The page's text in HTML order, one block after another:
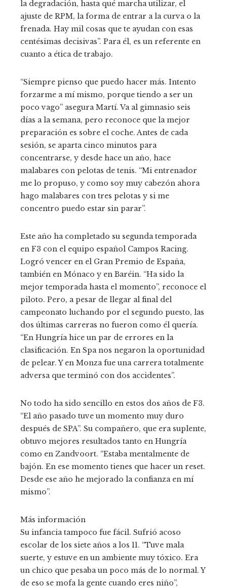
la degradación, hasta qué marcha utilizar, el
ajuste de RPM, la forma de entrar a la curva o la
frenada. Hay mil cosas que te ayudan con esas
centésimas decisivas”. Para él, es un referente en
cuanto a ética de trabajo.
“Siempre pienso que puedo hacer más. Intento
forzarme a mí mismo, porque tiendo a ser un
poco vago” asegura Martí. Va al gimnasio seis
días a la semana, pero reconoce que la mejor
preparación es sobre el coche. Antes de cada
sesión, se aparta cinco minutos para
concentrarse, y desde hace un año, hace
malabares con pelotas de tenis. “Mi entrenador
me lo propuso, y como soy muy cabezón ahora
hago malabares con tres pelotas y si me
concentro puedo estar sin parar”.
Este año ha completado su segunda temporada
en F3 con el equipo español Campos Racing.
Logró vencer en el Gran Premio de España,
también en Mónaco y en Baréin. “Ha sido la
mejor temporada hasta el momento”, reconoce el
piloto. Pero, a pesar de llegar al final del
campeonato luchando por el segundo puesto, las
dos últimas carreras no fueron como él quería.
“En Hungría hice un par de errores en la
clasificación. En Spa nos negaron la oportunidad
de pelear. Y en Monza fue una carrera totalmente
adversa que terminó con dos accidentes”.
No todo ha sido sencillo en estos dos años de F3.
“El año pasado tuve un momento muy duro
después de SPA”. Su compañero, que era suplente,
obtuvo mejores resultados tanto en Hungría
como en Zandvoort. “Estaba mentalmente de
bajón. En ese momento tienes que hacer un reset.
Desde ese año he mejorado la confianza en mí
mismo”.
Más información
Su infancia tampoco fue fácil. Sufrió acoso
escolar de los siete años a los 11. “Tuve mala
suerte, y estuve en un ambiente muy tóxico. Era
un chico que pesaba un poco más de lo normal. Y
de eso se mofa la gente cuando eres niño”,